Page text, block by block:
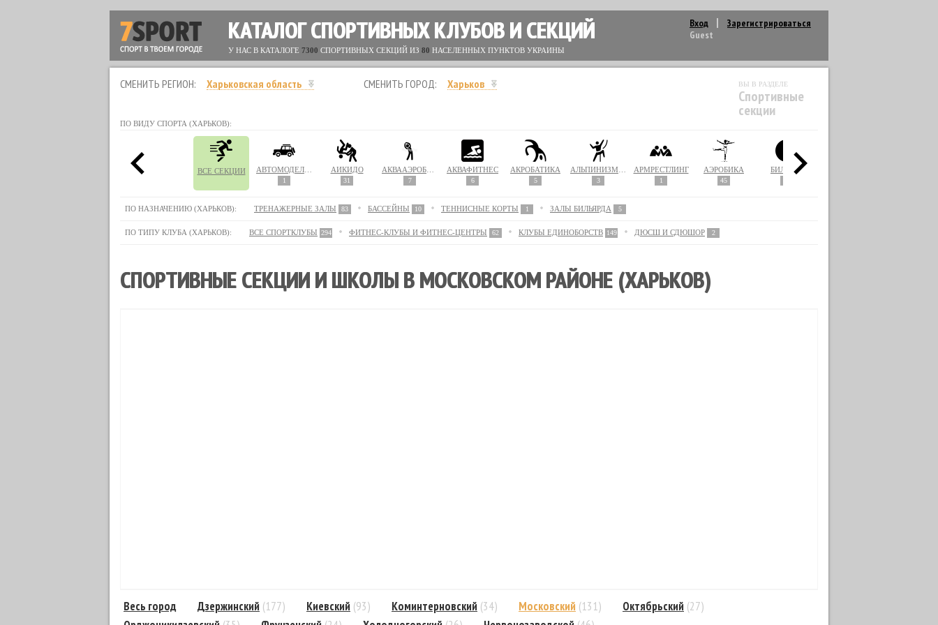
Вход
Зарегистрироваться
Guest
КАТАЛОГ СПОРТИВНЫХ КЛУБОВ И СЕКЦИЙ
У НАС В КАТАЛОГЕ 7300 СПОРТИВНЫХ СЕКЦИЙ ИЗ 80 НАСЕЛЕННЫХ ПУНКТОВ УКРАИНЫ
СМЕНИТЬ РЕГИОН: Харьковская область СМЕНИТЬ ГОРОД: Харьков ВЫ В РАЗДЕЛЕ
Спортивные
секции
ПО ВИДУ СПОРТА (ХАРЬКОВ):
ВСЕ СЕКЦИИ
1
АЙКИДО
31 7
АКВАФИТНЕС
6
АКРОБАТИКА
5 3
АРМРЕСТЛИНГ
1
АЭРОБИКА
45
БИЛЬЯРД
ПО НАЗНАЧЕНИЮ (ХАРЬКОВ): ТРЕНАЖЕРНЫЕ ЗАЛЫ 83 БАССЕЙНЫ 10 ТЕННИСНЫЕ КОРТЫ 1 ЗАЛЫ БИЛЬЯРДА 5
ПО ТИПУ КЛУБА (ХАРЬКОВ): ВСЕ СПОРТКЛУБЫ 294 ФИТНЕС-КЛУБЫ И ФИТНЕС-ЦЕНТРЫ 62 КЛУБЫ ЕДИНОБОРСТВ 149 ДЮСШ И СДЮШОР 2
СПОРТИВНЫЕ СЕКЦИИ И ШКОЛЫ В МОСКОВСКОМ РАЙОНЕ (ХАРЬКОВ)
Весь город Дзержинский (177) Киевский (93) Коминтерновский (34) Московский (131) Октябрьский (27)